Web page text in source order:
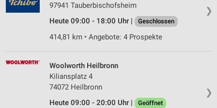
❯
97941 Tauberbischofsheim
Heute 09:00 - 18:00 Uhr |
Geschlossen
414,81 km • Angebote: 4 Prospekte
❯
Woolworth Heilbronn
Kiliansplatz 4
74072 Heilbronn
Heute 09:00 - 20:00 Uhr |
Geöffnet